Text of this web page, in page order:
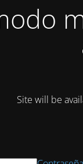
Site will be